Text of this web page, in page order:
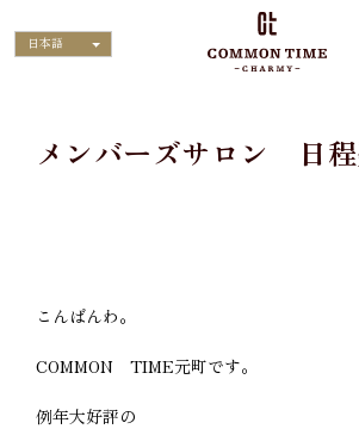
日本語
メンバーズサロン 日
こんばんわ。
COMMON TIME元町です。
例年大好評の